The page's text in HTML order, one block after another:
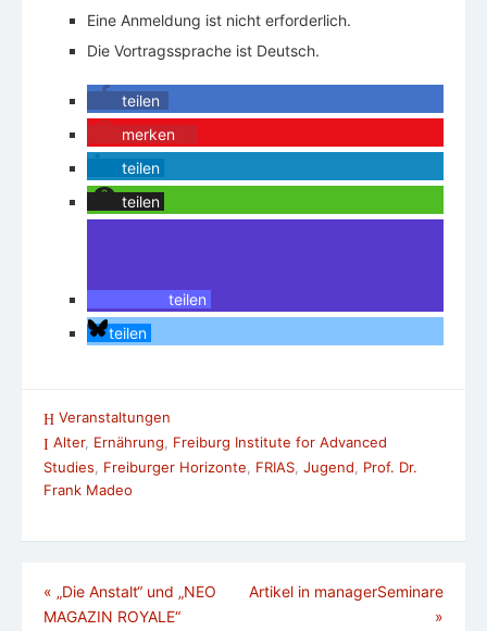
Eine Anmeldung ist nicht erforderlich.
Die Vortragssprache ist Deutsch.
teilen
merken
teilen
teilen
teilen
teilen
Veranstaltungen
Alter, Ernährung
Freiburg Institute for Advanced
Studies
Freiburger Horizonte FRIAS Jugend
Prof. Dr.
Frank Madeo
Beitragsnavigation
« „Die Anstalt“ und „NEO
MAGAZIN ROYALE“
Artikel in managerSeminare
»